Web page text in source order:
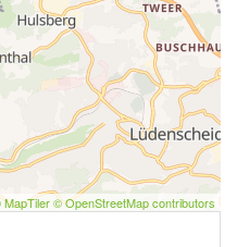
© OpenStreetMap contributors